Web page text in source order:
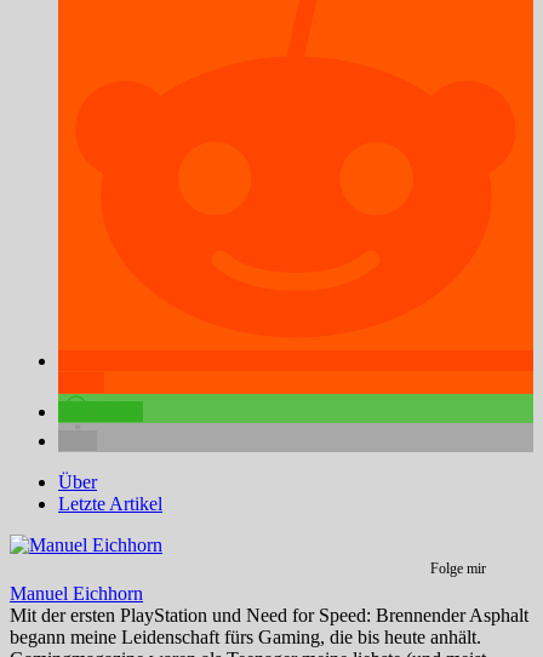
Über
Letzte Artikel
Folge mir
Manuel Eichhorn
Mit der ersten PlayStation und Need for Speed: Brennender Asphalt
begann meine Leidenschaft fürs Gaming, die bis heute anhält.